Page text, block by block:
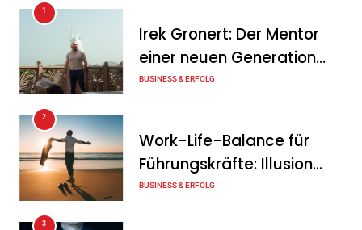
zum wichtigsten Baustein
der Energiewende werden
Ohne Daten keine
Verteidigungsfähigkeit:
Deutsche
Rüstungsindustrie investiert
1
Irek Gronert: Der Mentor
einer neuen Generation
von Unternehmern
BUSINESS & ERFOLG
2
Work-Life-Balance für
Führungskräfte: Illusion
oder echte Chance?
BUSINESS & ERFOLG
3